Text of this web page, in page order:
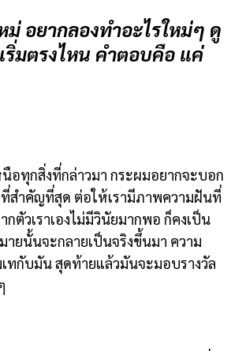
ม่ อยากลองทำอะไรใหม่ๆ ดู
ริ่มตรงไหน คำตอบคือ แค่
นือทุกสิ่งที่กล่าวมา กระผมอยากจะบอก
ที่สำคัญที่สุด ต่อให้เรามีภาพความฝันที่
ตัวเราเองไม่มีวินัยมากพอ ก็คงเป็น
ายนั้นจะกลายเป็นจริงขึ้นมา ความ
ทกับมัน สุดท้ายแล้วมันจะมอบรางวัล